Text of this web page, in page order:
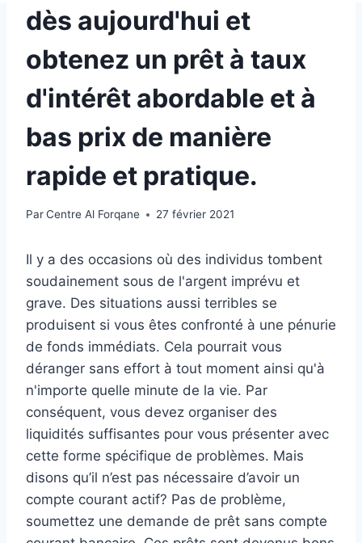
dès aujourd'hui et
obtenez un prêt à taux
d'intérêt abordable et à
bas prix de manière
rapide et pratique.
ParCentre Al Forqane 27 février 2021
Il y a des occasions où des individus tombent
soudainement sous de l'argent imprévu et
grave. Des situations aussi terribles se
produisent si vous êtes confronté à une pénurie
de fonds immédiats. Cela pourrait vous
déranger sans effort à tout moment ainsi qu'à
n'importe quelle minute de la vie. Par
conséquent, vous devez organiser des
liquidités suffisantes pour vous présenter avec
cette forme spécifique de problèmes. Mais
disons qu’il n’est pas nécessaire d’avoir un
compte courant actif? Pas de problème,
soumettez une demande de prêt sans compte